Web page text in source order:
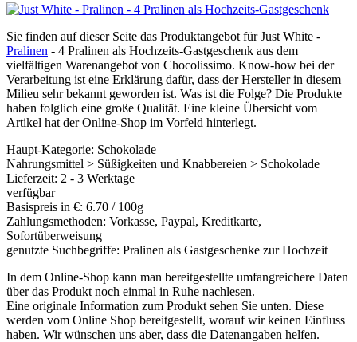
Sie finden auf dieser Seite das Produktangebot für Just White -
Pralinen - 4 Pralinen als Hochzeits-Gastgeschenk aus dem
vielfältigen Warenangebot von Chocolissimo. Know-how bei der
Verarbeitung ist eine Erklärung dafür, dass der Hersteller in diesem
Milieu sehr bekannt geworden ist. Was ist die Folge? Die Produkte
haben folglich eine große Qualität. Eine kleine Übersicht vom
Artikel hat der Online-Shop im Vorfeld hinterlegt.
Haupt-Kategorie: Schokolade
Nahrungsmittel > Süßigkeiten und Knabbereien > Schokolade
Lieferzeit: 2 - 3 Werktage
verfügbar
Basispreis in €: 6.70 / 100g
Zahlungsmethoden: Vorkasse, Paypal, Kreditkarte,
Sofortüberweisung
genutzte Suchbegriffe: Pralinen als Gastgeschenke zur Hochzeit
In dem Online-Shop kann man bereitgestellte umfangreichere Daten
über das Produkt noch einmal in Ruhe nachlesen.
Eine originale Information zum Produkt sehen Sie unten. Diese
werden vom Online Shop bereitgestellt, worauf wir keinen Einfluss
haben. Wir wünschen uns aber, dass die Datenangaben helfen.